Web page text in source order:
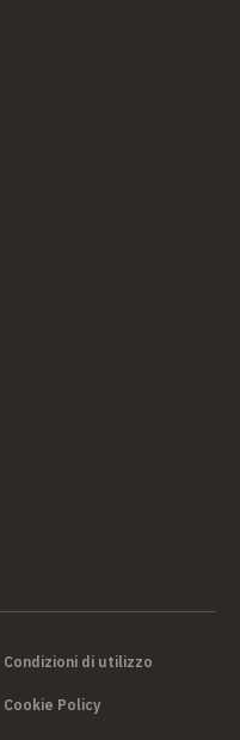
Condizioni di utilizzo
Cookie Policy